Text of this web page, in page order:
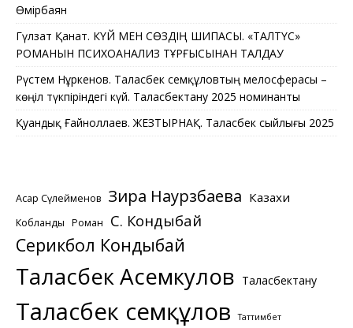
Өмірбаян
Гүлзат Қанат. КҮЙ МЕН СӨЗДІҢ ШИПАСЫ. «ТАЛТҮС»
РОМАНЫН ПСИХОАНАЛИЗ ТҰРҒЫСЫНАН ТАЛДАУ
Рүстем Нұркенов. Таласбек Әсемқұловтың мелосферасы –
көңіл түкпіріндегі күй. Таласбектану 2025 номинанты
Қуандық Ғайноллаев. ЖЕЗТЫРНАҚ. Таласбек сыйлығы 2025
Асқар Сүлейменов Зира Наурзбаева Казахи
Кобланды Роман С. Кондыбай
Серикбол Кондыбай
Таласбек Асемкулов Таласбектану
Таласбек Әсемқұлов Таттимбет